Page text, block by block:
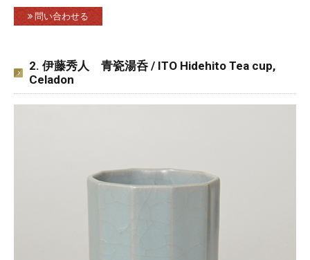
問い合わせる
2. 伊藤秀人 青瓷湯呑 / ITO Hidehito Tea cup,
Celadon